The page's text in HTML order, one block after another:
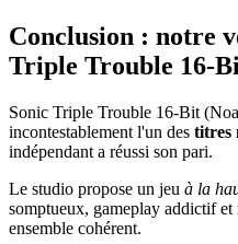
Conclusion : notre
Triple Trouble 16-
Sonic Triple Trouble 16-Bit
incontestablement l'un des titres
indépendant a réussi son pari.
Le studio propose un jeu à la
somptueux, gameplay addictif
ensemble cohérent.